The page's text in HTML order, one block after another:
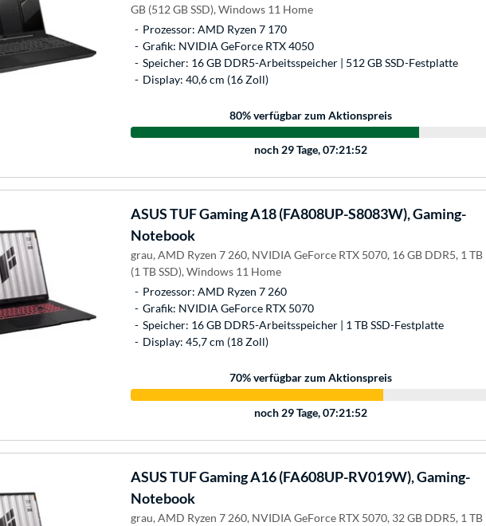
GB (512 GB SSD), Windows 11 Home
Prozessor: AMD Ryzen 7 170
Grafik: NVIDIA GeForce RTX 4050
Speicher: 16 GB DDR5-Arbeitsspeicher | 512 GB SSD-Festplatte
Display: 40,6 cm (16 Zoll)
80% verfügbar zum Aktionspreis
noch 29 Tage, 07:21:52
ASUSTUF Gaming A18 (FA808UP-S8083W), Gaming-
Notebook
grau, AMD Ryzen 7 260, NVIDIA GeForce RTX 5070, 16 GB DDR5, 1 TB
(1 TB SSD), Windows 11 Home
Prozessor: AMD Ryzen 7 260
Grafik: NVIDIA GeForce RTX 5070
Speicher: 16 GB DDR5-Arbeitsspeicher | 1 TB SSD-Festplatte
Display: 45,7 cm (18 Zoll)
70% verfügbar zum Aktionspreis
noch 29 Tage, 07:21:52
ASUSTUF Gaming A16 (FA608UP-RV019W), Gaming-
Notebook
grau, AMD Ryzen 7 260, NVIDIA GeForce RTX 5070, 32 GB DDR5, 1 TB